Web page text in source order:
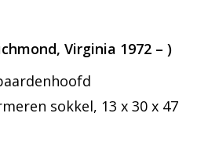
Virginia 1972 – )
sokkel, 13 x 30 x 47